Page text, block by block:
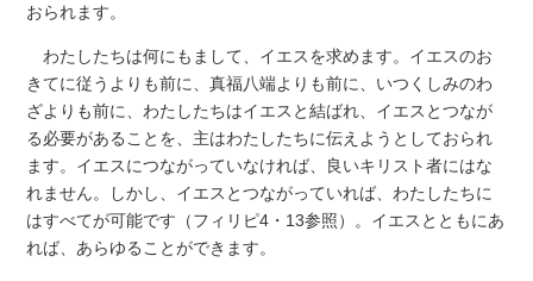
おられます。
わたしたちは何にもまして、イエスを求めます。イエスのお
きてに従うよりも前に、真福八端よりも前に、いつくしみのわ
ざよりも前に、わたしたちはイエスと結ばれ、イエスとつなが
る必要があることを、主はわたしたちに伝えようとしておられ
ます。イエスにつながっていなければ、良いキリスト者にはな
れません。しかし、イエスとつながっていれば、わたしたちに
はすべてが可能です（フィリピ4・13参照）。イエスとともにあ
れば、あらゆることができます。